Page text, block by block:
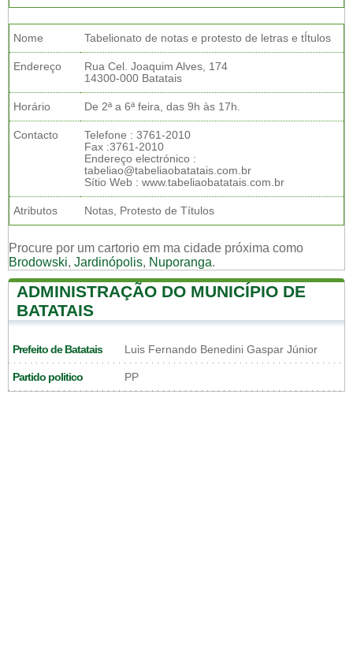
Nome Tabelionato de notas e protesto de letras e tÍtulos
Endereço
Rua Cel. Joaquim Alves, 174
14300-000 Batatais
Horário De 2ª a 6ª feira, das 9h às 17h.
Contacto
Telefone : 3761-2010
Fax :3761-2010
Endereço electrónico :
tabeliao@tabeliaobatatais.com.br
Sítio Web : www.tabeliaobatatais.com.br
Atributos Notas, Protesto de Títulos
Procure por um cartorio em ma cidade próxima como
Brodowski, Jardinópolis, Nuporanga.
ADMINISTRAÇÃO DO MUNICÍPIO DE
BATATAIS
Prefeito de Batatais Luis Fernando Benedini Gaspar Júnior
Partido politico PP